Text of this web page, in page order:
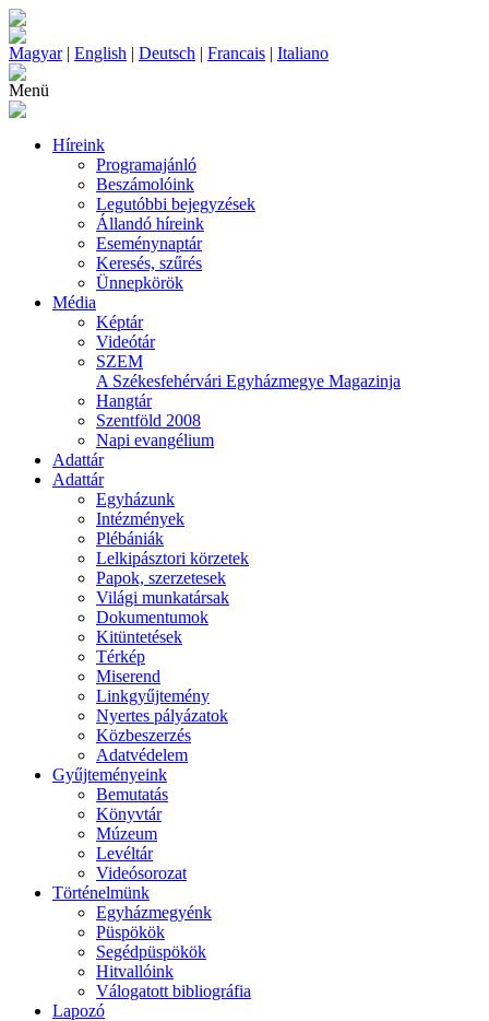
Magyar| English | Deutsch | Francais | Italiano
Menü
Híreink
Programajánló
Beszámolóink
Legutóbbi bejegyzések
Állandó híreink
Eseménynaptár
Keresés, szűrés
Ünnepkörök
Média
Képtár
Videótár
SZEM
A Székesfehérvári Egyházmegye Magazinja
Hangtár
Szentföld 2008
Napi evangélium
Adattár
Adattár
Egyházunk
Intézmények
Plébániák
Lelkipásztori körzetek
Papok, szerzetesek
Világi munkatársak
Dokumentumok
Kitüntetések
Térkép
Miserend
Linkgyűjtemény
Nyertes pályázatok
Közbeszerzés
Adatvédelem
Gyűjteményeink
Bemutatás
Könyvtár
Múzeum
Levéltár
Videósorozat
Történelmünk
Egyházmegyénk
Püspökök
Segédpüspökök
Hitvallóink
Válogatott bibliográfia
Lapozó